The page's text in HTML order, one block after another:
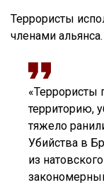
Террористы
членами альянса.
«Террористы
территорию,
тяжело
Убийства в
из